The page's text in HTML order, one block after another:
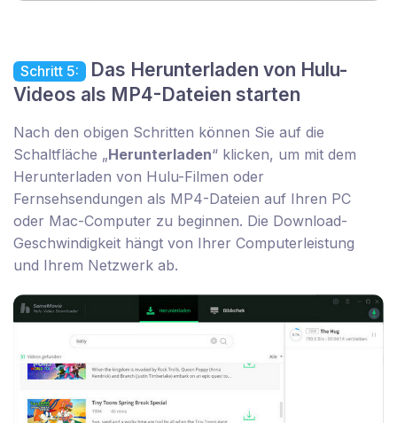
Schritt 5: Das Herunterladen von Hulu-
Videos als MP4-Dateien starten
Nach den obigen Schritten können Sie auf die
Schaltfläche „Herunterladen“ klicken, um mit dem
Herunterladen von Hulu-Filmen oder
Fernsehsendungen als MP4-Dateien auf Ihren PC
oder Mac-Computer zu beginnen. Die Download-
Geschwindigkeit hängt von Ihrer Computerleistung
und Ihrem Netzwerk ab.